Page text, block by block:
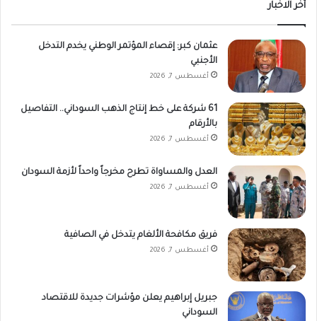
أخر الاخبار
عثمان كبر: إقصاء المؤتمر الوطني يخدم التدخل
الأجنبي
أغسطس 7, 2026
61 شركة على خط إنتاج الذهب السوداني.. التفاصيل
بالأرقام
أغسطس 7, 2026
العدل والمساواة تطرح مخرجاً واحداً لأزمة السودان
أغسطس 7, 2026
فريق مكافحة الألغام يتدخل في الصافية
أغسطس 7, 2026
جبريل إبراهيم يعلن مؤشرات جديدة للاقتصاد
السوداني